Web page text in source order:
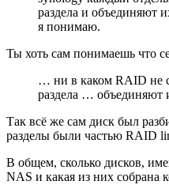
раздела и объединяют
я понимаю.
Ты хоть сам понимаешь что
… ни в каком RAID не
раздела …
Так всё же сам диск был
разделы были частью RAID
В общем, сколько дисков,
NAS и какая из них собрана